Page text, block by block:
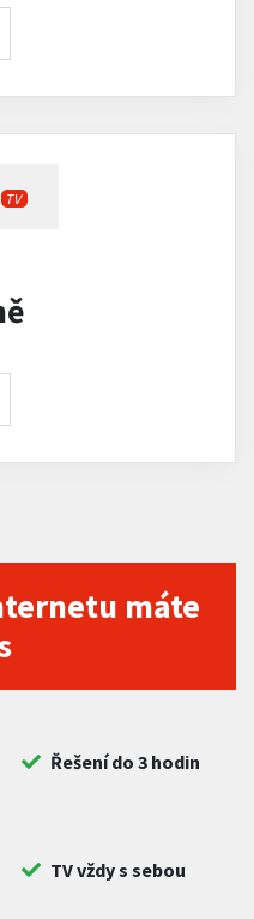
TV
máte
Řešení do 3 hodin
TV vždy s sebou